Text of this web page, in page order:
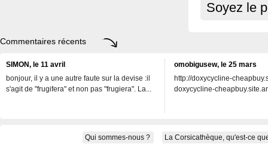
Soyez le
Commentaires récents
SIMON, le 11 avril
bonjour, il y a une autre faute sur la devise :il
s'agit de "frugifera" et non pas "frugiera". La...
omobigusew, le 25 mars
http://doxycycline-
doxycycline-
Qui sommes-nous ? La Corsicathèque, qu'est-ce